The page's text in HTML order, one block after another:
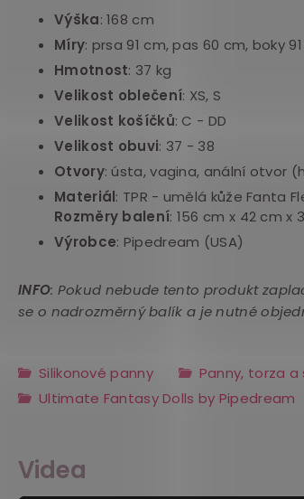
Výška: 168 cm
Míry: prsa 91 cm, pas 60 cm, boky 91
Hmotnost: 37 kg
Velikost oblečení: XS, S
Velikost košíčků: C - DD
Velikost obuvi: 37 - 38
Otvory: ústa, vagina, anální otvor
Materiál: TPR - umělá kůže Fanta
Rozměry balení: 156 cm x 42 cm x
Výrobce: Pipedream (USA)
INFO: Pokud nebude tento produkt
se o nadrozměrný balík a je nutné
Silikonové panny Panny, torza a
Ultimate Fantasy Dolls by Pipedream
Videa